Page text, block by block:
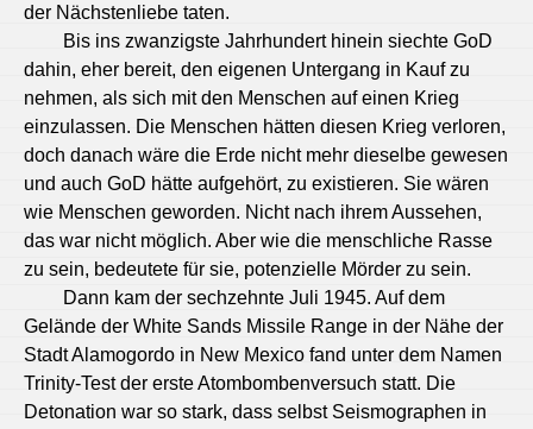
der Nächstenliebe taten.
Bis ins zwanzigste Jahrhundert hinein siechte GoD
dahin, eher bereit, den eigenen Untergang in Kauf zu
nehmen, als sich mit den Menschen auf einen Krieg
einzulassen. Die Menschen hätten diesen Krieg verloren,
doch danach wäre die Erde nicht mehr dieselbe gewesen
und auch GoD hätte aufgehört, zu existieren. Sie wären
wie Menschen geworden. Nicht nach ihrem Aussehen,
das war nicht möglich. Aber wie die menschliche Rasse
zu sein, bedeutete für sie, potenzielle Mörder zu sein.
Dann kam der sechzehnte Juli 1945. Auf dem
Gelände der White Sands Missile Range in der Nähe der
Stadt Alamogordo in New Mexico fand unter dem Namen
Trinity-Test der erste Atombombenversuch statt. Die
Detonation war so stark, dass selbst Seismographen in